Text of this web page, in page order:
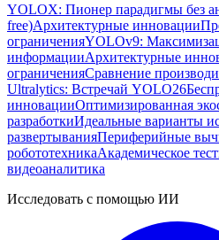
YOLOX: Пионер парадигмы без
free)Архитектурные инновации
ограниченияYOLOv9:
информацииАрхитектурные
ограниченияСравнение
Ultralytics: Встречай YOLO26
инновацииОптимизированная
разработкиИдеальные варианты
развертыванияПериферийные
робототехникаАкадемическое
видеоаналитика
Исследовать с помощью ИИ